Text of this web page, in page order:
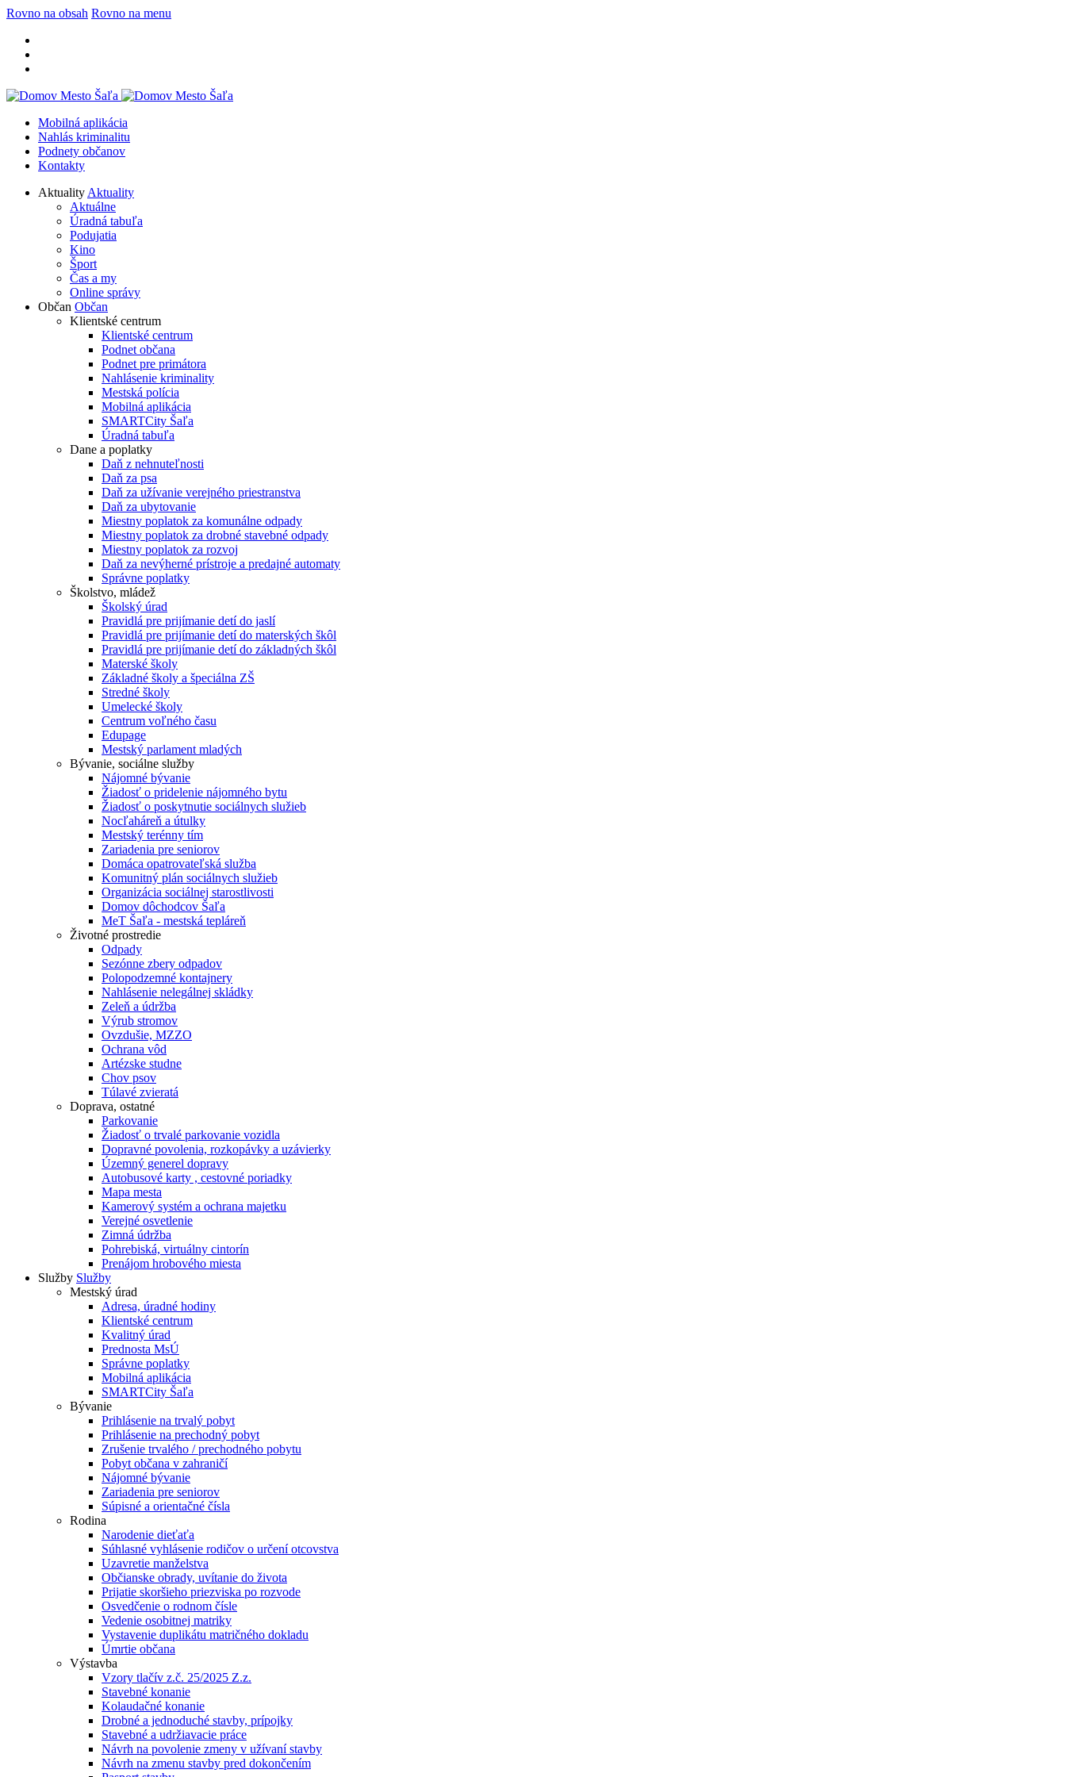
Rovno na obsah Rovno na menu
Mobilná aplikácia
Nahlás kriminalitu
Podnety občanov
Kontakty
Aktuality Aktuality
Aktuálne
Úradná tabuľa
Podujatia
Kino
Šport
Čas a my
Online správy
Občan Občan
Klientské centrum
Klientské centrum
Podnet občana
Podnet pre primátora
Nahlásenie kriminality
Mestská polícia
Mobilná aplikácia
SMARTCity Šaľa
Úradná tabuľa
Dane a poplatky
Daň z nehnuteľnosti
Daň za psa
Daň za užívanie verejného priestranstva
Daň za ubytovanie
Miestny poplatok za komunálne odpady
Miestny poplatok za drobné stavebné odpady
Miestny poplatok za rozvoj
Daň za nevýherné prístroje a predajné automaty
Správne poplatky
Školstvo, mládež
Školský úrad
Pravidlá pre prijímanie detí do jaslí
Pravidlá pre prijímanie detí do materských škôl
Pravidlá pre prijímanie detí do základných škôl
Materské školy
Základné školy a špeciálna ZŠ
Stredné školy
Umelecké školy
Centrum voľného času
Edupage
Mestský parlament mladých
Bývanie, sociálne služby
Nájomné bývanie
Žiadosť o pridelenie nájomného bytu
Žiadosť o poskytnutie sociálnych služieb
Nocľaháreň a útulky
Mestský terénny tím
Zariadenia pre seniorov
Domáca opatrovateľská služba
Komunitný plán sociálnych služieb
Organizácia sociálnej starostlivosti
Domov dôchodcov Šaľa
MeT Šaľa - mestská tepláreň
Životné prostredie
Odpady
Sezónne zbery odpadov
Polopodzemné kontajnery
Nahlásenie nelegálnej skládky
Zeleň a údržba
Výrub stromov
Ovzdušie, MZZO
Ochrana vôd
Artézske studne
Chov psov
Túlavé zvieratá
Doprava, ostatné
Parkovanie
Žiadosť o trvalé parkovanie vozidla
Dopravné povolenia, rozkopávky a uzávierky
Územný generel dopravy
Autobusové karty , cestovné poriadky
Mapa mesta
Kamerový systém a ochrana majetku
Verejné osvetlenie
Zimná údržba
Pohrebiská, virtuálny cintorín
Prenájom hrobového miesta
Služby Služby
Mestský úrad
Adresa, úradné hodiny
Klientské centrum
Kvalitný úrad
Prednosta MsÚ
Správne poplatky
Mobilná aplikácia
SMARTCity Šaľa
Bývanie
Prihlásenie na trvalý pobyt
Prihlásenie na prechodný pobyt
Zrušenie trvalého / prechodného pobytu
Pobyt občana v zahraničí
Nájomné bývanie
Zariadenia pre seniorov
Súpisné a orientačné čísla
Rodina
Narodenie dieťaťa
Súhlasné vyhlásenie rodičov o určení otcovstva
Uzavretie manželstva
Občianske obrady, uvítanie do života
Prijatie skoršieho priezviska po rozvode
Osvedčenie o rodnom čísle
Vedenie osobitnej matriky
Vystavenie duplikátu matričného dokladu
Úmrtie občana
Výstavba
Vzory tlačív z.č. 25/2025 Z.z.
Stavebné konanie
Kolaudačné konanie
Drobné a jednoduché stavby, prípojky
Stavebné a udržiavacie práce
Návrh na povolenie zmeny v užívaní stavby
Návrh na zmenu stavby pred dokončením